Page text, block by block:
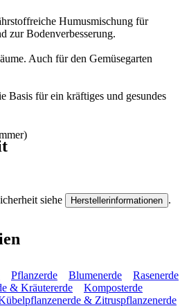
Humusmischung für
zur Bodenverbesserung.
Auch für den Gemüsegarten
Basis für ein kräftiges und gesundes
siehe Herstellerinformationen .
Pflanzerde Blumenerde
Rasenerde
& Kräutererde
Komposterde
& Zitruspflanzenerde